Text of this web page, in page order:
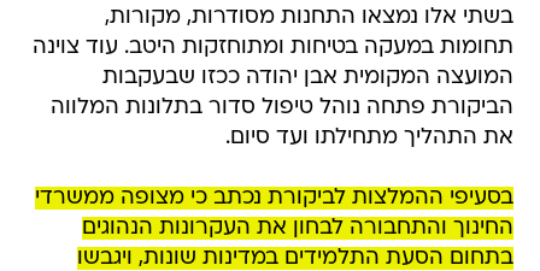
בשתי אלו נמצאו התחנות מסודרות, מקורות,
תחומות במעקה בטיחות ומתוחזקות היטב. עוד צוינה
המועצה המקומית אבן יהודה ככזו שבעקבות
הביקורת פתחה נוהל טיפול סדור בתלונות המלווה
את התהליך מתחילתו ועד סיום.
בסעיפי ההמלצות לביקורת נכתב כי מצופה ממשרדי
החינוך והתחבורה לבחון את העקרונות הנהוגים
בתחום הסעת התלמידים במדינות שונות, ויגבשו